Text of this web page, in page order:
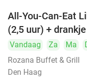
food
food
All-You-Can-Eat
(2,5 uur) +
Vandaag Za Ma
Rozana Buffet & Grill
Den Haag